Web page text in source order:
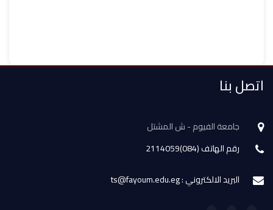
اتصل بنا
جامعة الفيوم - ش المشتل
رقم الهاتف (084)2114059
البريد الالكتروني : ts@fayoum.edu.eg